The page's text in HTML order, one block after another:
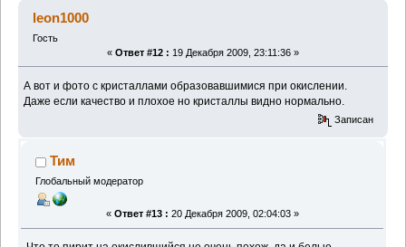
leon1000
Гость
« Ответ #12 : 19 Декабря 2009, 23:11:36 »
А вот и фото с кристаллами образовавшимися при окислении.
Даже если качество и плохое но кристаллы видно нормально.
Записан
Тим
Глобальный модератор
« Ответ #13 : 20 Декабря 2009, 02:04:03 »